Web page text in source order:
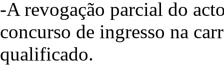
-A revogação parcial do
concurso de ingresso na
qualificado.